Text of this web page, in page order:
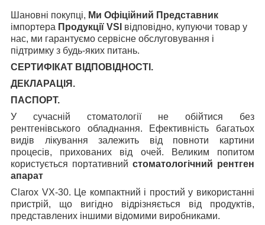
Шановні покупці, Ми Офіційний Представник
імпортера Продукції VSI відповідно, купуючи товар у
нас, ми гарантуємо сервісне обслуговування і
підтримку з будь-яких питань.
СЕРТИФІКАТ ВІДПОВІДНОСТІ.
ДЕКЛАРАЦІЯ.
ПАСПОРТ.
У сучасній стоматології не обійтися без
рентгенівського обладнання. Ефективність багатьох
видів лікування залежить від повноти картини
процесів, прихованих від очей. Великим попитом
користується портативний стоматологічний рентген
апарат
Clarox VX-30. Це компактний і простий у використанні
пристрій, що вигідно відрізняється від продуктів,
представлених іншими відомими виробниками.